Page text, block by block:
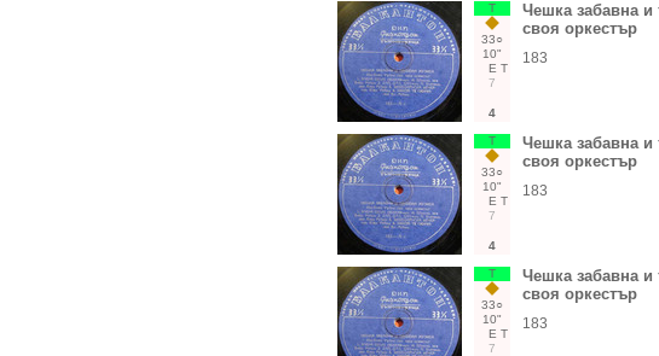
Т
33○
10"
Е Т
7
4
Чешка забавна
своя оркестър
183
Т
33○
10"
Е Т
7
4
Чешка забавна
своя оркестър
183
Т
33○
10"
Е Т
7
Чешка забавна
своя оркестър
183